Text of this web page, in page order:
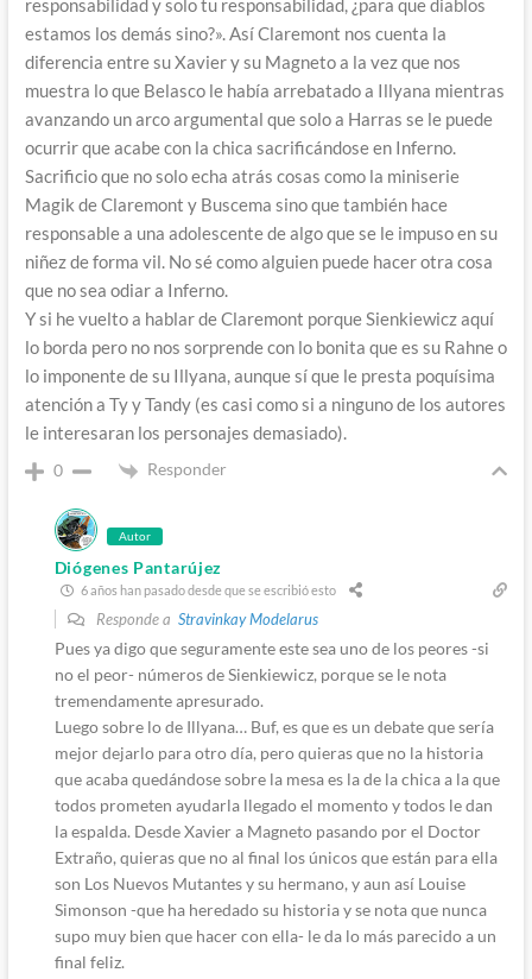
responsabilidad y solo tu responsabilidad, ¿para que diablos
estamos los demás sino?». Así Claremont nos cuenta la
diferencia entre su Xavier y su Magneto a la vez que nos
muestra lo que Belasco le había arrebatado a Illyana mientras
avanzando un arco argumental que solo a Harras se le puede
ocurrir que acabe con la chica sacrificándose en Inferno.
Sacrificio que no solo echa atrás cosas como la miniserie
Magik de Claremont y Buscema sino que también hace
responsable a una adolescente de algo que se le impuso en su
niñez de forma vil. No sé como alguien puede hacer otra cosa
que no sea odiar a Inferno.
Y si he vuelto a hablar de Claremont porque Sienkiewicz aquí
lo borda pero no nos sorprende con lo bonita que es su Rahne o
lo imponente de su Illyana, aunque sí que le presta poquísima
atención a Ty y Tandy (es casi como si a ninguno de los autores
le interesaran los personajes demasiado).
0 Responder
Autor
Diógenes Pantarújez
6 años han pasado desde que se escribió esto
Responde a Stravinkay Modelarus
Pues ya digo que seguramente este sea uno de los peores -si
no el peor- números de Sienkiewicz, porque se le nota
tremendamente apresurado.
Luego sobre lo de Illyana… Buf, es que es un debate que sería
mejor dejarlo para otro día, pero quieras que no la historia
que acaba quedándose sobre la mesa es la de la chica a la que
todos prometen ayudarla llegado el momento y todos le dan
la espalda. Desde Xavier a Magneto pasando por el Doctor
Extraño, quieras que no al final los únicos que están para ella
son Los Nuevos Mutantes y su hermano, y aun así Louise
Simonson -que ha heredado su historia y se nota que nunca
supo muy bien que hacer con ella- le da lo más parecido a un
final feliz.